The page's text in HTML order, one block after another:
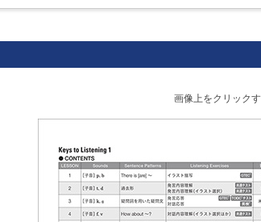
画像上をクリック